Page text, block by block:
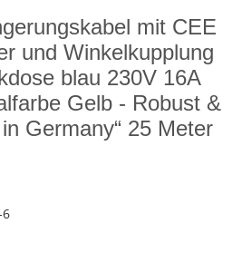
mit CEE
und Winkelkupplung
blau 230V 16A
Gelb - Robust &
Germany“ 25 Meter
6